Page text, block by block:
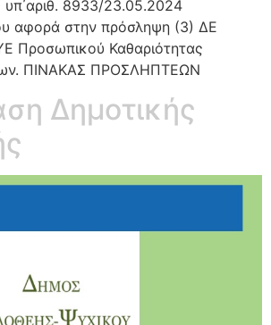
8933/23.05.2024
αφορά στην πρόσληψη (3) ΔΕ
Προσωπικού Καθαριότητας
ΠΙΝΑΚΑΣ ΠΡΟΣΛΗΠΤΕΩΝ
Δημοτικής